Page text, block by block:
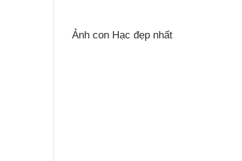
Ảnh con Hạc đẹp nhất